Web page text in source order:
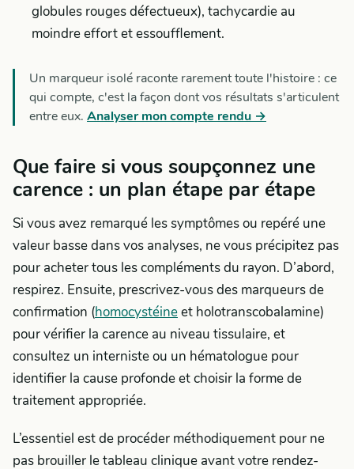
globules rouges défectueux), tachycardie au
moindre effort et essoufflement.
Un marqueur isolé raconte rarement toute l'histoire : ce
qui compte, c'est la façon dont vos résultats s'articulent
entre eux. Analyser mon compte rendu →
Que faire si vous soupçonnez une
carence : un plan étape par étape
Si vous avez remarqué les symptômes ou repéré une
valeur basse dans vos analyses, ne vous précipitez pas
pour acheter tous les compléments du rayon. D’abord,
respirez. Ensuite, prescrivez-vous des marqueurs de
confirmation (homocystéineet holotranscobalamine)
pour vérifier la carence au niveau tissulaire, et
consultez un interniste ou un hématologue pour
identifier la cause profonde et choisir la forme de
traitement appropriée.
L’essentiel est de procéder méthodiquement pour ne
pas brouiller le tableau clinique avant votre rendez-